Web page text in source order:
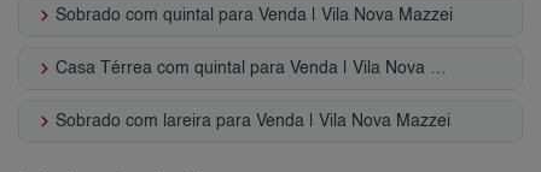
keyboard_arrow_right Sobrado com quintal para Venda | Vila Nova Mazzei
keyboard_arrow_right
keyboard_arrow_right Sobrado com lareira para Venda | Vila Nova Mazzei